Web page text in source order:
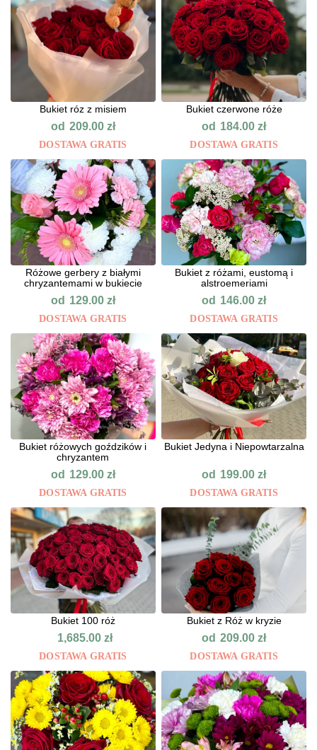
Bukiet róz z misiem
od 209.00 zł
DOSTAWA GRATIS
Bukiet czerwone róże
od 184.00zł
DOSTAWA GRATIS
Różowe gerbery z białymi
chryzantemami w bukiecie
od 129.00 zł
DOSTAWA GRATIS
Bukiet z różami, eustomą i
alstroemeriami
od 146.00zł
DOSTAWA GRATIS
Bukiet różowych goździków i
chryzantem
od 129.00 zł
DOSTAWA GRATIS
Bukiet Jedyna i Niepowtarzalna
od 199.00zł
DOSTAWA GRATIS
Bukiet 100 róż
1,685.00zł
DOSTAWA GRATIS
Bukiet z Róż w kryzie
od 209.00zł
DOSTAWA GRATIS